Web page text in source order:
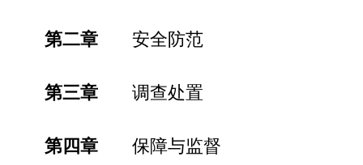
第二章安全防范
第三章调查处置
第四章保障与监督